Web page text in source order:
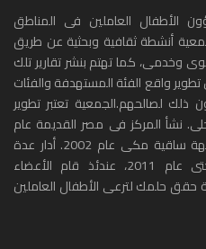
الأطفال العاملين فى المناطق
أنشطة ثقافية وبحثية عن طريق
وخدمى، كما تهتم بنشر تقارير تلك
تطوير واقع الفئة المستهدفة والفئات
ذلك لصالحهم.الجمعية تعتبر تطوير
نشأ المركز فى مصر القديمة عام
1998 ثم انتقل إلى العمرانية بمواجهة ساقية مكى عام 2002. أدار عدة
مشروعات لرعاية الطفل العامل حتى عام 2011، عندئذ قام الأعضاء
حقق حلمك لترعى الأطفال العاملين